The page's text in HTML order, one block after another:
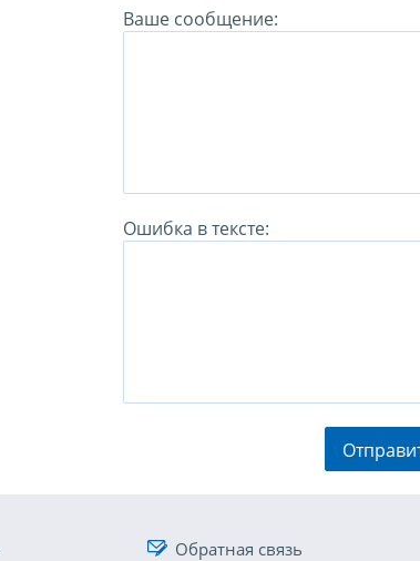
Ваше сообщение:
Ошибка в тексте:
Обратная связь